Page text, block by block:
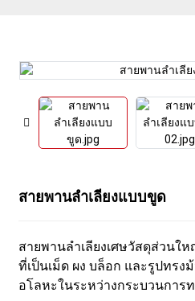
สายพานลำเลียงแบบขูด
สายพานลำเลียงเศษวัสดุส่วนใ
ที่เป็นเม็ด ผง บล็อก และรูปทร
อโลหะในระหว่างกระบวนการ